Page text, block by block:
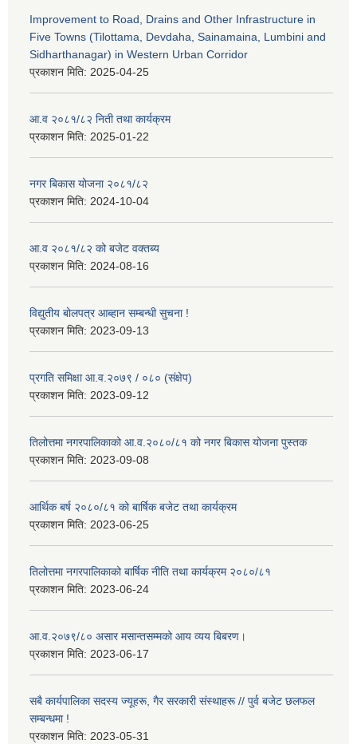
Improvement to Road, Drains and Other Infrastructure in
Five Towns (Tilottama, Devdaha, Sainamaina, Lumbini and
Sidharthanagar) in Western Urban Corridor
प्रकाशन मिति: 2025-04-25
आ.व २०८१/८२ निती तथा कार्यक्रम
प्रकाशन मिति: 2025-01-22
नगर बिकास योजना २०८१/८२
प्रकाशन मिति: 2024-10-04
आ.व २०८१/८२ को बजेट वक्तब्य
प्रकाशन मिति: 2024-08-16
विद्युतीय बोलपत्र आब्हान सम्बन्धी सुचना !
प्रकाशन मिति: 2023-09-13
प्रगति समिक्षा आ.व.२०७९ / ०८० (संक्षेप)
प्रकाशन मिति: 2023-09-12
तिलोत्तमा नगरपालिकाको आ.व.२०८०/८१ को नगर बिकास योजना पुस्तक
प्रकाशन मिति: 2023-09-08
आर्थिक बर्ष २०८०/८१ को बार्षिक बजेट तथा कार्यक्रम
प्रकाशन मिति: 2023-06-25
तिलोत्तमा नगरपालिकाको बार्षिक नीति तथा कार्यक्रम २०८०/८१
प्रकाशन मिति: 2023-06-24
आ.व.२०७९/८० असार मसान्तसम्मको आय व्यय बिबरण।
प्रकाशन मिति: 2023-06-17
सबै कार्यपालिका सदस्य ज्यूहरू, गैर सरकारी संस्थाहरू // पुर्व बजेट छलफल
सम्बन्धमा !
प्रकाशन मिति: 2023-05-31